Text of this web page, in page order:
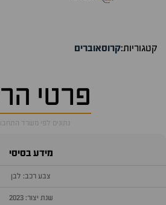
קטגוריות:קרוסאוברים
פרטי
נתונים לפי משרד
מידע בסיסי
צבע רכב: לבן
שנת יצור: 2023